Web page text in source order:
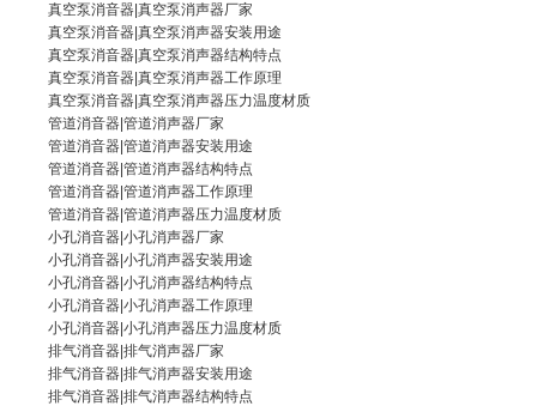
真空泵消音器| 真空泵消声器厂家
真空泵消音器| 真空泵消声器安装用途
真空泵消音器|真空泵消声器结构特点
真空泵消音器|真空泵消声器工作原理
真空泵消音器| 真空泵消声器压力温度材质
管道消音器| 管道消声器厂家
管道消音器|管道消声器安装用途
管道消音器 |管道消声器结构特点
管道消音器|管道消声器工作原理
管道消音器|管道消声器压力温度材质
小孔消音器| 小孔消声器厂家
小孔消音器|小孔消声器安装用途
小孔消音器|小孔消声器结构特点
小孔消音器 |小孔消声器工作原理
小孔消音器|小孔消声器压力温度材质
排气消音器| 排气消声器厂家
排气消音器|排气消声器安装用途
排气消音器|排气消声器结构特点